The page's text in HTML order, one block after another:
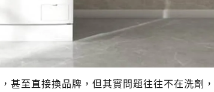
甚至直接換品牌，但其實問題往往不在洗劑